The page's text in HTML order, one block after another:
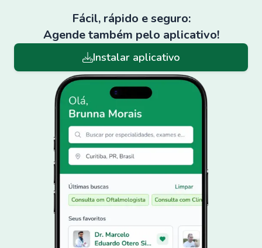
Fácil, rápido e seguro:
Agende também pelo aplicativo!
Instalar aplicativo